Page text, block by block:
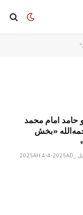
حامد امام محمد
«بخش